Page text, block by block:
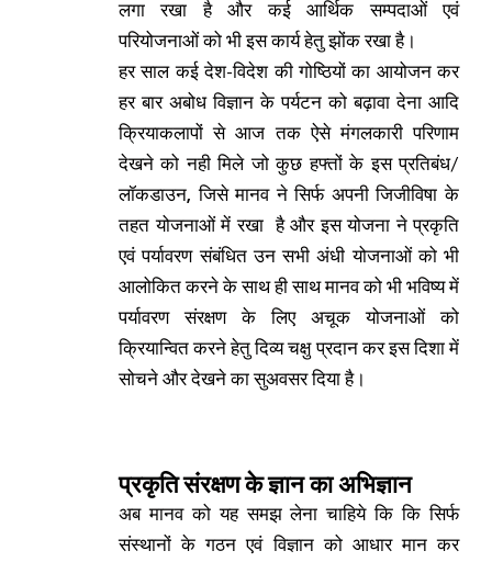
लगा रखा है और कई आर्थिक सम्पदाओं एवं
परियोजनाओं को भी इस कार्य हेतु झोंक रखा है।
हर साल कई देश-विदेश की गोष्ठियों का आयोजन कर
हर बार अबोध विज्ञान के पर्यटन को बढ़ावा देना आदि
क्रियाकलापों से आज तक ऐसे मंगलकारी परिणाम
देखने को नही मिले जो कुछ हफ्तों के इस प्रतिबंध/
लॉकडाउन,जिसे मानव ने सिर्फ अपनी जिजीविषा के
तहत योजनाओं में रखा है और इस योजना ने प्रकृति
एवं पर्यावरण संबंधित उन सभी अंधी योजनाओं को भी
आलोकित करने के साथ ही साथ मानव को भी भविष्य में
पर्यावरण संरक्षण के लिए अचूक योजनाओं को
क्रियान्वित करने हेतु दिव्य चक्षु प्रदान कर इस दिशा में
सोचने और देखने का सुअवसर दिया है।
प्रकृतिसंरक्षण के ज्ञान का अभिज्ञान
अब मानव को यह समझ लेना चाहिये कि कि सिर्फ
संस्थानों के गठन एवं विज्ञान को आधार मान कर